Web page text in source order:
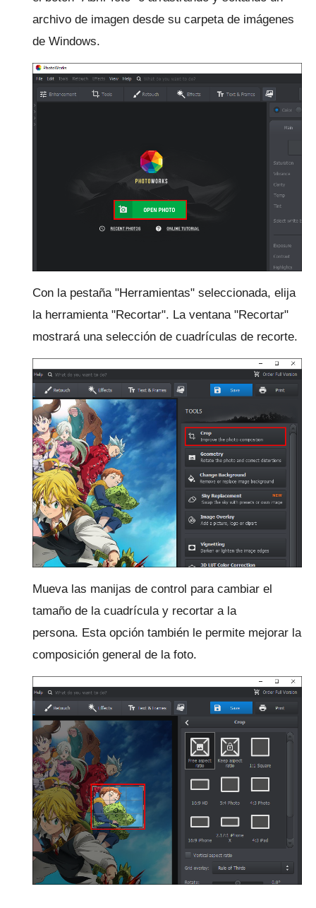
archivo de imagen desde su carpeta de imágenes
de Windows.
Con la pestaña "Herramientas" seleccionada, elija
la herramienta "Recortar". La ventana "Recortar"
mostrará una selección de cuadrículas de recorte.
Mueva las manijas de control para cambiar el
tamaño de la cuadrícula y recortar a la
persona. Esta opción también le permite mejorar la
composición general de la foto.